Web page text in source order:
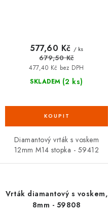
SKLADEM (2 ks)
477,40 Kč bez DPH
577,60 Kč / ks
679,50 Kč
Diamantový vrták s voskem
12mm M14 stopka - 59412
Vrták diamantový s voskem,
8mm - 59808